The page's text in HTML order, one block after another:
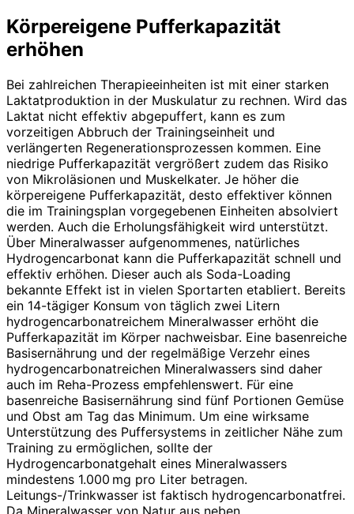
Körpereigene Pufferkapazität
erhöhen
Bei zahlreichen Therapieeinheiten ist mit einer starken
Laktatproduktion in der Muskulatur zu rechnen. Wird das
Laktat nicht effektiv abgepuffert, kann es zum
vorzeitigen Abbruch der Trainingseinheit und
verlängerten Regenerationsprozessen kommen. Eine
niedrige Pufferkapazität vergrößert zudem das Risiko
von Mikroläsionen und Muskelkater. Je höher die
körpereigene Pufferkapazität, desto effektiver können
die im Trainingsplan vorgegebenen Einheiten absolviert
werden. Auch die Erholungsfähigkeit wird unterstützt.
Über Mineralwasser aufgenommenes, natürliches
Hydrogencarbonat kann die Pufferkapazität schnell und
effektiv erhöhen. Dieser auch als Soda-Loading
bekannte Effekt ist in vielen Sportarten etabliert. Bereits
ein 14-tägiger Konsum von täglich zwei Litern
hydrogencarbonatreichem Mineralwasser erhöht die
Pufferkapazität im Körper nachweisbar. Eine basenreiche
Basisernährung und der regelmäßige Verzehr eines
hydrogencarbonatreichen Mineralwassers sind daher
auch im Reha-Prozess empfehlenswert. Für eine
basenreiche Basisernährung sind fünf Portionen Gemüse
und Obst am Tag das Minimum. Um eine wirksame
Unterstützung des Puffersystems in zeitlicher Nähe zum
Training zu ermöglichen, sollte der
Hydrogencarbonatgehalt eines Mineralwassers
mindestens 1.000 mg pro Liter betragen.
Leitungs-/Trinkwasser ist faktisch hydrogencarbonatfrei.
Da Mineralwasser von Natur aus neben